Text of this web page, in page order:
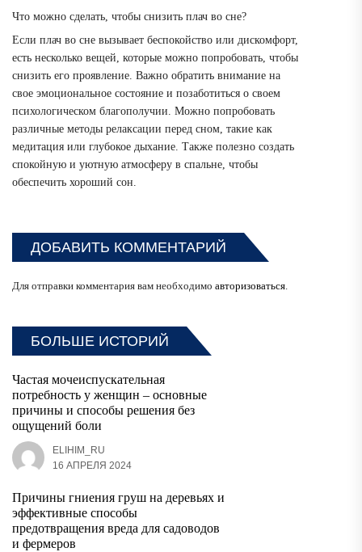
Что можно сделать, чтобы снизить плач во сне?
Если плач во сне вызывает беспокойство или дискомфорт,
есть несколько вещей, которые можно попробовать, чтобы
снизить его проявление. Важно обратить внимание на
свое эмоциональное состояние и позаботиться о своем
психологическом благополучии. Можно попробовать
различные методы релаксации перед сном, такие как
медитация или глубокое дыхание. Также полезно создать
спокойную и уютную атмосферу в спальне, чтобы
обеспечить хороший сон.
ДОБАВИТЬ КОММЕНТАРИЙ
Для отправки комментария вам необходимо авторизоваться.
БОЛЬШЕ ИСТОРИЙ
Частая мочеиспускательная
потребность у женщин – основные
причины и способы решения без
ощущений боли
ELIHIM_RU
16 АПРЕЛЯ 2024
Причины гниения груш на деревьях и
эффективные способы
предотвращения вреда для садоводов
и фермеров